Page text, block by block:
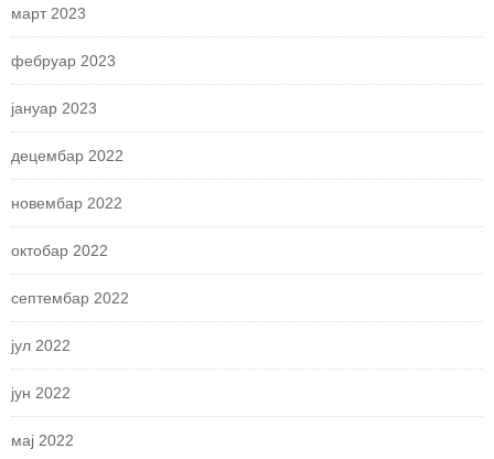
март 2023
фебруар 2023
јануар 2023
децембар 2022
новембар 2022
октобар 2022
септембар 2022
јул 2022
јун 2022
мај 2022